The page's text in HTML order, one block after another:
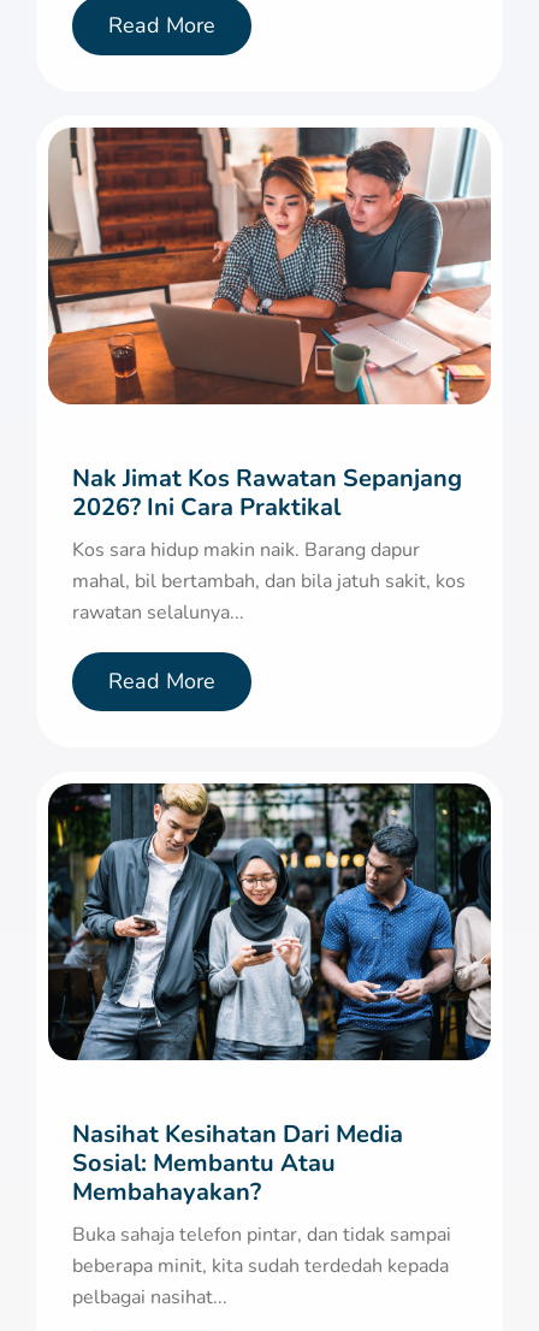
Read More
Nak Jimat Kos Rawatan Sepanjang
2026? Ini Cara Praktikal
Kos sara hidup makin naik. Barang dapur
mahal, bil bertambah, dan bila jatuh sakit, kos
rawatan selalunya...
Read More
Nasihat Kesihatan Dari Media
Sosial: Membantu Atau
Membahayakan?
Buka sahaja telefon pintar, dan tidak sampai
beberapa minit, kita sudah terdedah kepada
pelbagai nasihat...